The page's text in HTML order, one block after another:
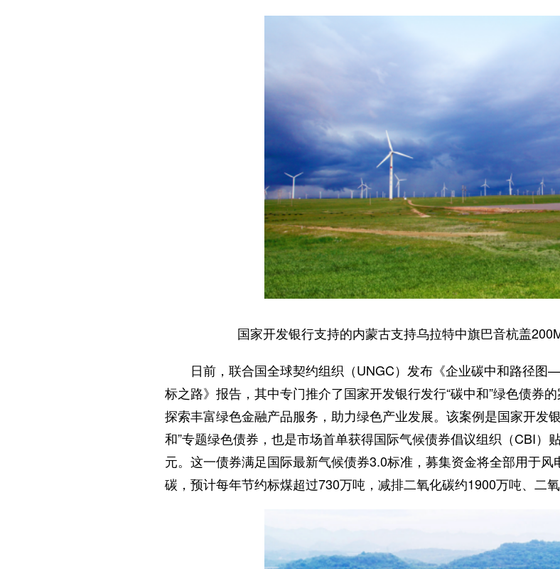
国家开发银行支持的内蒙古支持乌拉特中旗巴音杭盖
日前，联合国全球契约组织（UNGC）发布《企业碳中和路径
标之路》报告，其中专门推介了国家开发银行发行“碳中和”绿色债券
探索丰富绿色金融产品服务，助力绿色产业发展。该案例是国家开发
和”专题绿色债券，也是市场首单获得国际气候债券倡议组织（CBI）
元。这一债券满足国际最新气候债券3.0标准，募集资金将全部用于
碳，预计每年节约标煤超过730万吨，减排二氧化碳约1900万吨、二